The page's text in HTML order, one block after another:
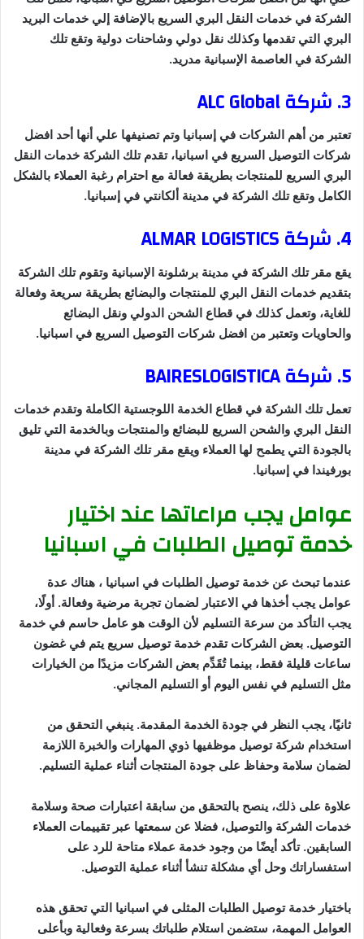
الشركة في خدمات النقل البري السريع بالإضافة إلي خدمات البريد
البري التي تقدمها وكذلك نقل دولي وشاحنات دولية وتقع تلك
الشركة في العاصمة الإسبانية مدريد.
3. شركة ALC Global
تعتبر من أهم الشركات في إسبانيا وتم تصنيفها علي أنها أحد افضل
شركات التوصيل السريع في اسبانيا، تقدم تلك الشركة خدمات النقل
البري السريع للمنتجات بطريقة فعالة مع احترام رغبة العملاء بالشكل
الكامل وتقع تلك الشركة في مدينة ألكانتي في إسبانيا.
4. شركة ALMAR LOGISTICS
يقع مقر تلك الشركة في مدينة برشلونة الإسبانية وتقوم تلك الشركة
بتقديم خدمات النقل البري للمنتجات والبضائع بطريقة سريعة وفعالة
للغاية، وتعمل كذلك في قطاع الشحن الدولي ونقل البضائع
والحاويات وتعتبر من افضل شركات التوصيل السريع في اسبانيا.
5. شركة BAIRESLOGISTICA
تعمل تلك الشركة في قطاع الخدمة اللوجستية الكاملة وتقدم خدمات
النقل البري والشحن السريع للبضائع والمنتجات وبالخدمة التي تليق
بالجودة التي يطمح لها العملاء ويقع مقر تلك الشركة في مدينة
بورفيندا في إسبانيا.
عوامل يجب مراعاتها عند اختيار
خدمة توصيل الطلبات في اسبانيا
عندما تبحث عن خدمة توصيل الطلبات في اسبانيا ، هناك عدة
عوامل يجب أخذها في الاعتبار لضمان تجربة مرضية وفعالة. أولًا،
يجب التأكد من سرعة التسليم لأن الوقت هو عامل حاسم في خدمة
التوصيل. بعض الشركات تقدم خدمة توصيل سريع يتم في غضون
ساعات قليلة فقط، بينما تُقَدِّم بعض الشركات مزيدًا من الخيارات
مثل التسليم في نفس اليوم أو التسليم المجاني.
ثانيًا، يجب النظر في جودة الخدمة المقدمة. ينبغي التحقق من
استخدام شركة توصيل موظفيها ذوي المهارات والخبرة اللازمة
لضمان سلامة وحفاظ على جودة المنتجات أثناء عملية التسليم.
علاوة على ذلك، ينصح بالتحقق من سابقة اعتبارات صحة وسلامة
خدمات الشركة والتوصيل، فضلا عن سمعتها عبر تقييمات العملاء
السابقين. تأكد أيضًا من وجود خدمة عملاء متاحة للرد على
استفساراتك وحل أي مشكلة تنشأ أثناء عملية التوصيل.
باختيار خدمة توصيل الطلبات المثلى في اسبانيا التي تحقق هذه
العوامل المهمة، ستضمن استلام طلباتك بسرعة وفعالية وبأعلى